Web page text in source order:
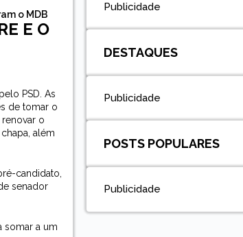
o MDB
E O
PSD. As
de tomar o
o
além
candidato,
senador
somar a um
Publicidade
DESTAQUES
Publicidade
POSTS POPULARES
Publicidade